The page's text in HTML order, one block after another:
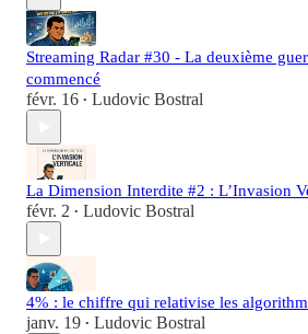
Streaming Radar #30 - La deuxième
commencé
févr. 16 • Ludovic Bostral
La Dimension Interdite #2 : L’Invasion
févr. 2 • Ludovic Bostral
4% : le chiffre qui relativise les
janv. 19 • Ludovic Bostral